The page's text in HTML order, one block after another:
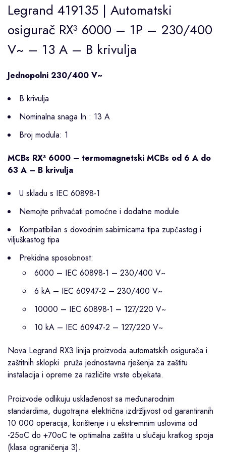
Legrand 419135 | Automatski
osigurač RX³ 6000 – 1P – 230/400
V~ – 13 A – B krivulja
Jednopolni 230/400 V~
B krivulja
Nominalna snaga In : 13 A
Broj modula: 1
MCBs RX³ 6000 – termomagnetski MCBs od 6 A do
63 A – B krivulja
U skladu s IEC 60898-1
Nemojte prihvaćati pomoćne i dodatne module
Kompatibilan s dovodnim sabirnicama tipa zupčastog i
viljuškastog tipa
Prekidna sposobnost:
6000 – IEC 60898-1 – 230/400 V~
6 kA – IEC 60947-2 – 230/400 V~
10000 – IEC 60898-1 – 127/220 V~
10 kA – IEC 60947-2 – 127/220 V~
Nova Legrand RX3 linija proizvoda automatskih osigurača i
zaštitnih sklopki pruža jednostavna rješenja za zaštitu
instalacija i opreme za različite vrste objekata.
Proizvode odlikuju usklađenost sa međunarodnim
standardima, dugotrajna električna izdržljivost od garantiranih
10 000 operacija, korištenje i u ekstremnim uslovima od
-25oC do +70oC te optimalna zaštita u slučaju kratkog spoja
(klasa ograničenja 3).